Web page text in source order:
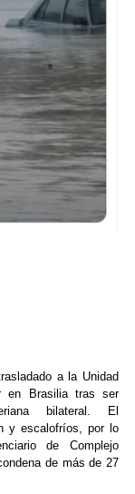
a la Unidad
en Brasilia tras ser
bilateral. El
y escalofríos, por lo
de Complejo
de más de 27